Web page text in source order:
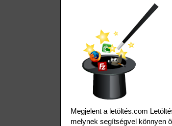
Megjelent a letöltés.com
melynek segítségvel könnyen